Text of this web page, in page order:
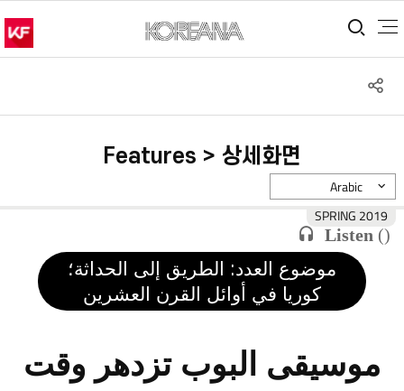
통
Features > 상세화면
Listen ()
2019 SPRING
Arabic
موضوع العدد: الطريق إلى الحداثة؛
كوريا في أوائل القرن العشرين
موسيقى البوب تزدهر وقت